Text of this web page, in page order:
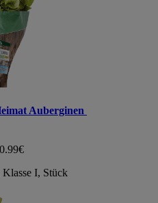
Auberginen
Klasse I, Stück